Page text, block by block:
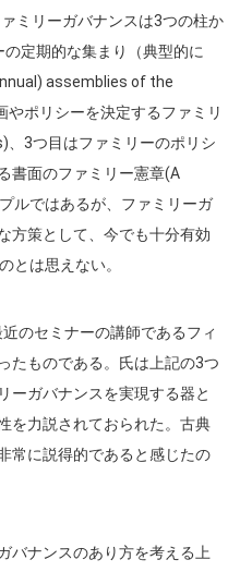
ミリーガバナンスは3つの柱か
定期的な集まり（典型的に
assemblies of the
ポリシーを決定するファミリ
3つ目はファミリーのポリシ
書面のファミリー憲章(A
ルではあるが、ファミリーガ
方策として、今でも十分有効
とは思えない。
のセミナーの講師であるフィ
たものである。氏は上記の3つ
ーガバナンスを実現する器と
を力説されておられた。古典
常に説得的であると感じたの
バナンスのあり方を考える上